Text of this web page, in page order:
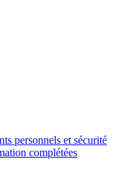
personnels et sécurité
complétées